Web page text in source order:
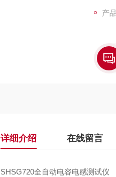
产
详细介绍 在线留言
SHSG720全自动电容电感测试仪